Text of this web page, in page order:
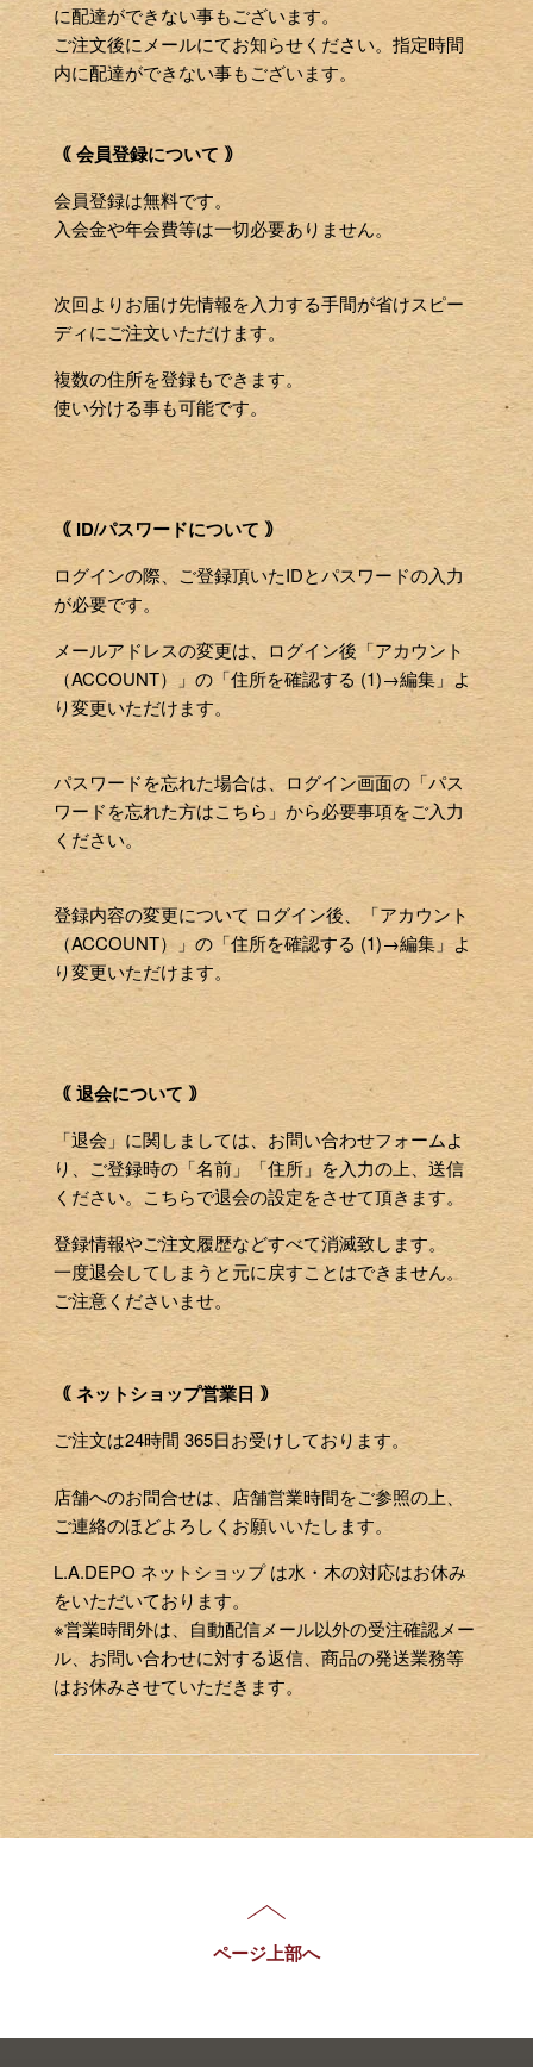
に配達ができない事もございます。
ご注文後にメールにてお知らせください。指定時間
内に配達ができない事もございます。
｟ 会員登録について ｠
会員登録は無料です。
入会金や年会費等は一切必要ありません。
次回よりお届け先情報を入力する手間が省けスピー
ディにご注文いただけます。
複数の住所を登録もできます。
使い分ける事も可能です。
｟ ID/パスワードについて ｠
ログインの際、ご登録頂いたIDとパスワードの入力
が必要です。
メールアドレスの変更は、ログイン後「アカウント
（ACCOUNT）」の「住所を確認する (1)→編集」よ
り変更いただけます。
パスワードを忘れた場合は、ログイン画面の「パス
ワードを忘れた方はこちら」から必要事項をご入力
ください。
登録内容の変更について ログイン後、「アカウント
（ACCOUNT）」の「住所を確認する (1)→編集」よ
り変更いただけます。
｟ 退会について ｠
「退会」に関しましては、お問い合わせフォームよ
り、ご登録時の「名前」「住所」を入力の上、送信
ください。こちらで退会の設定をさせて頂きます。
登録情報やご注文履歴などすべて消滅致します。
一度退会してしまうと元に戻すことはできません。
ご注意くださいませ。
｟ ネットショップ営業日 ｠
ご注文は24時間 365日お受けしております。
店舗へのお問合せは、店舗営業時間をご参照の上、
ご連絡のほどよろしくお願いいたします。
L.A.DEPO ネットショップ は水・木の対応はお休み
をいただいております。
※営業時間外は、自動配信メール以外の受注確認メー
ル、お問い合わせに対する返信、商品の発送業務等
はお休みさせていただきます。
ページ上部へ